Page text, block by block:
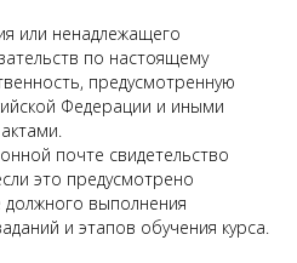
или ненадлежащего
по настоящему
предусмотренную
Федерации и иными
почте свидетельство
это предусмотрено
должного выполнения
и этапов обучения курса.